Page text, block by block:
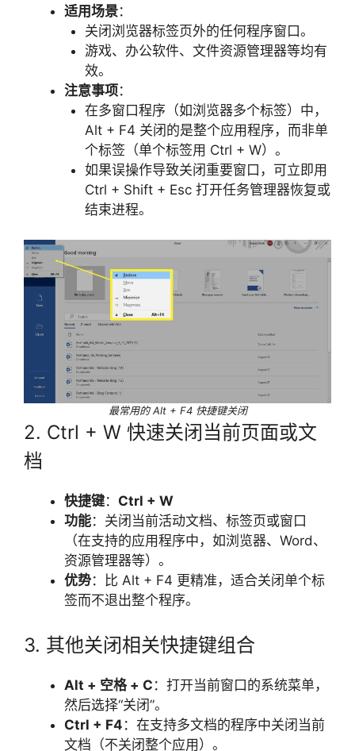
适用场景：
关闭浏览器标签页外的任何程序窗口。
游戏、办公软件、文件资源管理器等均有
效。
注意事项：
在多窗口程序（如浏览器多个标签）中，
Alt + F4 关闭的是整个应用程序，而非单
个标签（单个标签用 Ctrl + W）。
如果误操作导致关闭重要窗口，可立即用
Ctrl + Shift + Esc 打开任务管理器恢复或
结束进程。
最常用的 Alt + F4 快捷键关闭
2. Ctrl + W 快速关闭当前页面或文
档
快捷键： Ctrl + W
功能：关闭当前活动文档、标签页或窗口
（在支持的应用程序中，如浏览器、Word、
资源管理器等）。
优势：比 Alt + F4 更精准，适合关闭单个标
签而不退出整个程序。
3. 其他关闭相关快捷键组合
Alt + 空格 + C ：打开当前窗口的系统菜单，
然后选择“关闭”。
Ctrl + F4 ：在支持多文档的程序中关闭当前
文档（不关闭整个应用）。